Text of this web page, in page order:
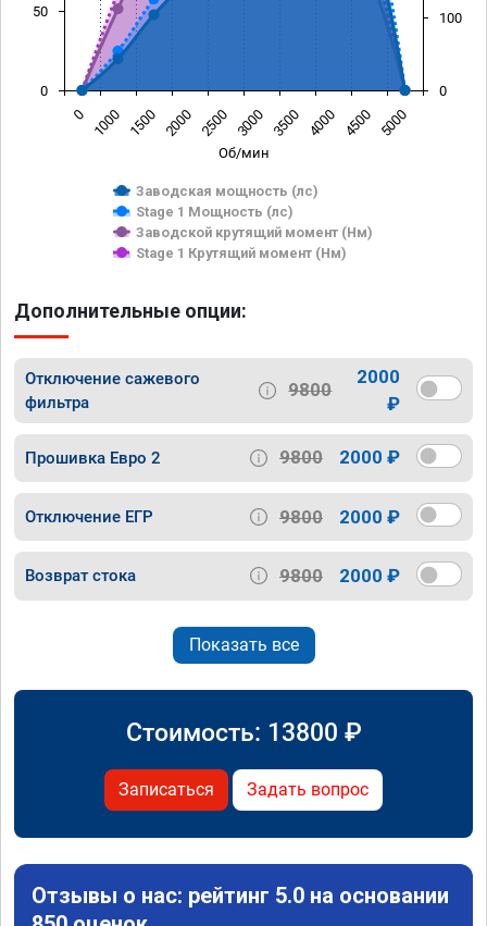
Об/мин
Заводская мощность (лс)
Stage 1 Мощность (лс)
Заводской крутящий момент (Нм)
Stage 1 Крутящий момент (Нм)
0 1000 1500 2000 2500 3000 3500 4000 4500 5000
0
50
0
100
Дополнительные опции:
Отключение сажевого
фильтра
9800
2000
₽
Прошивка Евро 2 9800 2000 ₽
Отключение ЕГР 9800 2000 ₽
Возврат стока 9800 2000 ₽
Показать все
Стоимость: 13800 ₽
Записаться Задать вопрос
Отзывы о нас: рейтинг 5.0 на основании